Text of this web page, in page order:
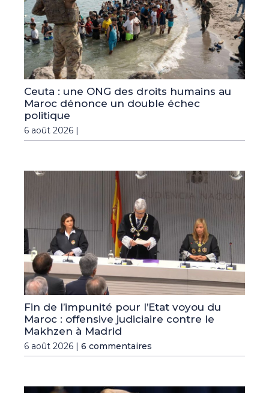
Ceuta : une ONG des droits humains au
Maroc dénonce un double échec
politique
6 août 2026 |
Fin de l’impunité pour l’Etat voyou du
Maroc : offensive judiciaire contre le
Makhzen à Madrid
6 août 2026 | 6 commentaires